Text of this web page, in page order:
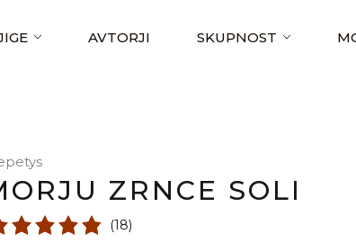
AVTORJI SKUPNOST
ZRNCE SOLI
(18)